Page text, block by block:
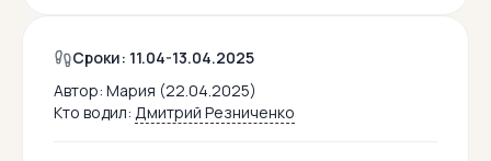
Сроки: 11.04-13.04.2025
Автор: Мария (22.04.2025)
Кто водил: Дмитрий Резниченко